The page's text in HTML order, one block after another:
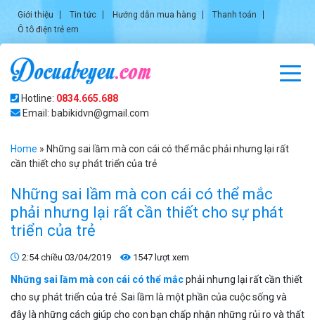
Giới thiệu Tin tức Hướng dẫn mua hàng
Thanh toán
Ô tô điện trẻ em
Hotline: 0834.665.688
Email: babikidvn@gmail.com
Home » Những sai lầm mà con cái có thể mắc phải nhưng lại rất
cần thiết cho sự phát triển của trẻ
Những sai lầm mà con cái có thể mắc
phải nhưng lại rất cần thiết cho sự phát
triển của trẻ
2:54 chiều 03/04/2019 1547 lượt xem
Những sai lầm mà con cái có thể mắcphải nhưng lại rất cần thiết
cho sự phát triển của trẻ .Sai lầm là một phần của cuộc sống và
đây là những cách giúp cho con bạn chấp nhận những rủi ro và thất